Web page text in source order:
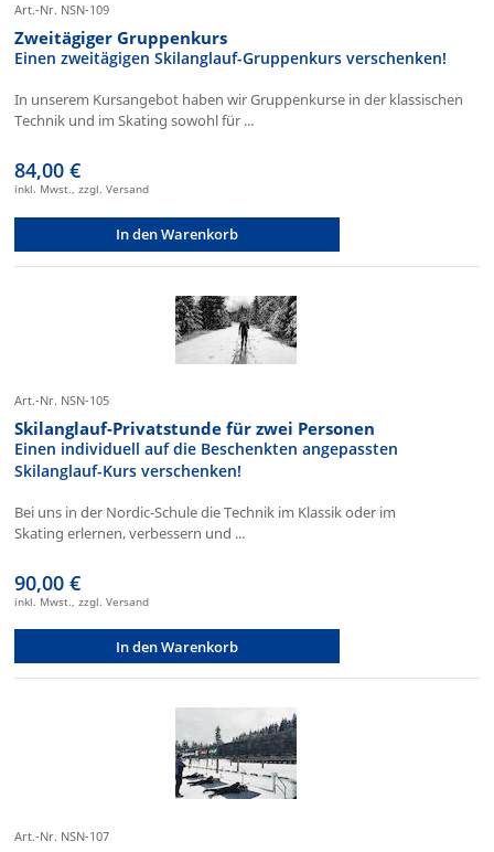
Art.-Nr. NSN-109
Zweitägiger Gruppenkurs
Einen zweitägigen Skilanglauf-Gruppenkurs verschenken!
In unserem Kursangebot haben wir Gruppenkurse in der klassischen
Technik und im Skating sowohl für ...
84,00 €
inkl. Mwst., zzgl. Versand
In den Warenkorb
Art.-Nr. NSN-105
Skilanglauf-Privatstunde für zwei Personen
Einen individuell auf die Beschenkten angepassten
Skilanglauf-Kurs verschenken!
Bei uns in der Nordic-Schule die Technik im Klassik oder im
Skating erlernen, verbessern und ...
90,00 €
inkl. Mwst., zzgl. Versand
In den Warenkorb
Art.-Nr. NSN-107